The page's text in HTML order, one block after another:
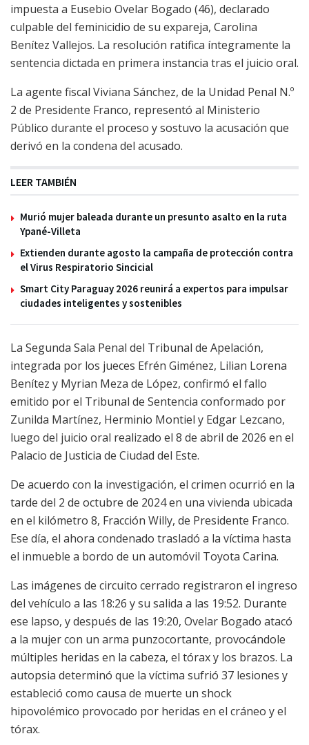
impuesta a Eusebio Ovelar Bogado (46), declarado
culpable del feminicidio de su expareja, Carolina
Benítez Vallejos. La resolución ratifica íntegramente la
sentencia dictada en primera instancia tras el juicio oral.
La agente fiscal Viviana Sánchez, de la Unidad Penal N.º
2 de Presidente Franco, representó al Ministerio
Público durante el proceso y sostuvo la acusación que
derivó en la condena del acusado.
LEER TAMBIÉN
Murió mujer baleada durante un presunto asalto en la ruta
Ypané-Villeta
Extienden durante agosto la campaña de protección contra
el Virus Respiratorio Sincicial
Smart City Paraguay 2026 reunirá a expertos para impulsar
ciudades inteligentes y sostenibles
La Segunda Sala Penal del Tribunal de Apelación,
integrada por los jueces Efrén Giménez, Lilian Lorena
Benítez y Myrian Meza de López, confirmó el fallo
emitido por el Tribunal de Sentencia conformado por
Zunilda Martínez, Herminio Montiel y Edgar Lezcano,
luego del juicio oral realizado el 8 de abril de 2026 en el
Palacio de Justicia de Ciudad del Este.
De acuerdo con la investigación, el crimen ocurrió en la
tarde del 2 de octubre de 2024 en una vivienda ubicada
en el kilómetro 8, Fracción Willy, de Presidente Franco.
Ese día, el ahora condenado trasladó a la víctima hasta
el inmueble a bordo de un automóvil Toyota Carina.
Las imágenes de circuito cerrado registraron el ingreso
del vehículo a las 18:26 y su salida a las 19:52. Durante
ese lapso, y después de las 19:20, Ovelar Bogado atacó
a la mujer con un arma punzocortante, provocándole
múltiples heridas en la cabeza, el tórax y los brazos. La
autopsia determinó que la víctima sufrió 37 lesiones y
estableció como causa de muerte un shock
hipovolémico provocado por heridas en el cráneo y el
tórax.